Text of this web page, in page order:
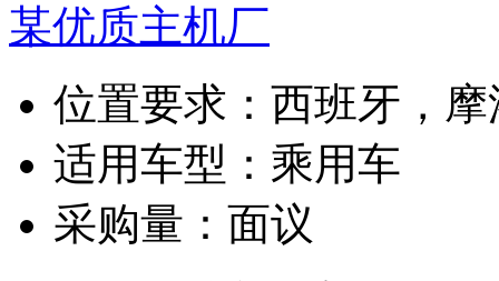
某优质主机厂
位置要求： 西班牙，
适用车型： 乘用车
采购量： 面议